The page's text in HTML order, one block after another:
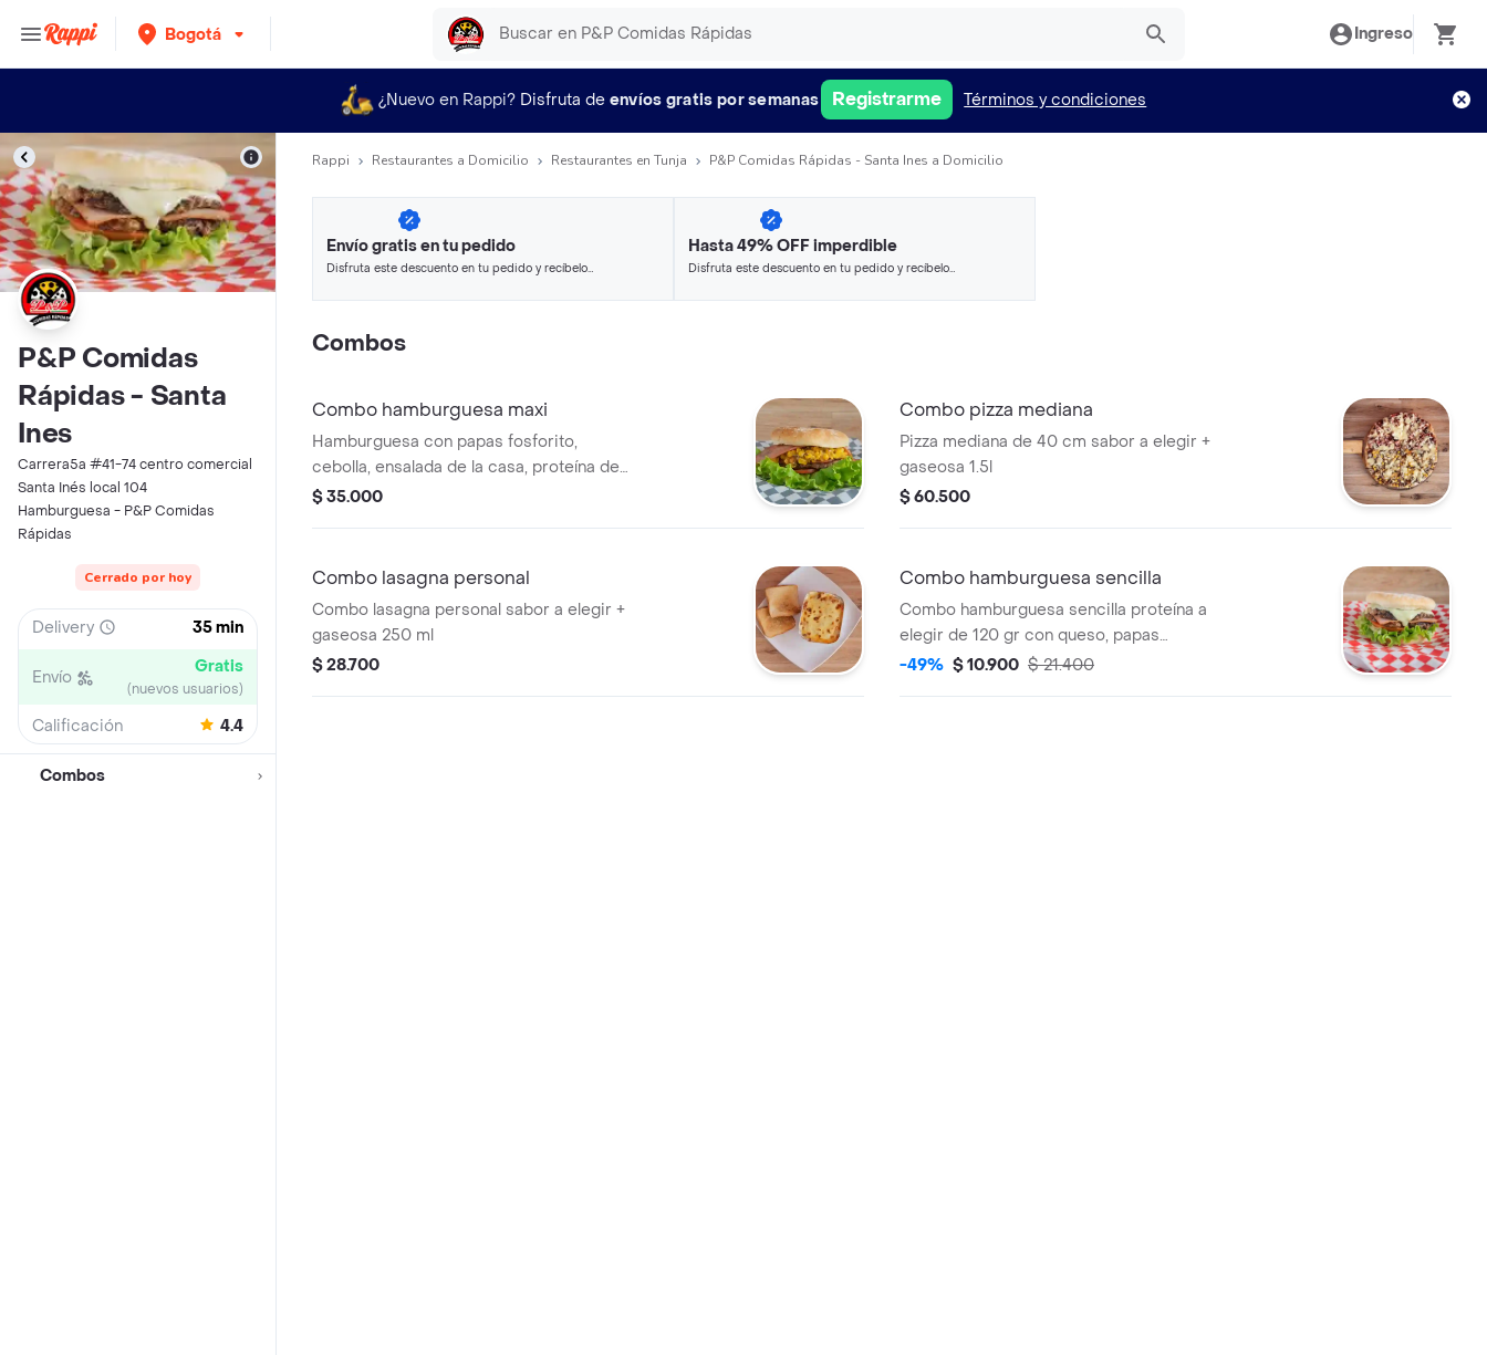
Bogotá Ingreso
¿Nuevo en Rappi? Disfruta de envíos gratis por semanas Registrarme Términos y condiciones
P&P Comidas
Rápidas - Santa
Ines
Carrera5a #41-74 centro comercial
Santa Inés local 104
Hamburguesa - P&P Comidas
Rápidas
Cerrado por hoy
Delivery 35 min
Envío Gratis
(nuevos usuarios)
Calificación 4.4
Combos
Rappi Restaurantes a Domicilio Restaurantes en Tunja P&P Comidas Rápidas - Santa Ines a Domicilio
Envío gratis en tu pedido
Disfruta este descuento en tu pedido y recíbelo
Hasta 49% OFF imperdible
Disfruta este descuento en tu pedido y recíbelo
Combos
Combo hamburguesa maxi
Hamburguesa con papas fosforito,
cebolla, ensalada de la casa, proteína de
120 gr y 5 ingredientes a elegir + bebida
$ 35.000
Combo pizza mediana
Pizza mediana de 40 cm sabor a elegir +
gaseosa 1.5l
$ 60.500
Combo lasagna personal
Combo lasagna personal sabor a elegir +
gaseosa 250 ml
$ 28.700
Combo hamburguesa sencilla
Combo hamburguesa sencilla proteína a
elegir de 120 gr con queso, papas
fosforito, cebolla, ensalada de la casa +
-49% $ 10.900 $ 21.400